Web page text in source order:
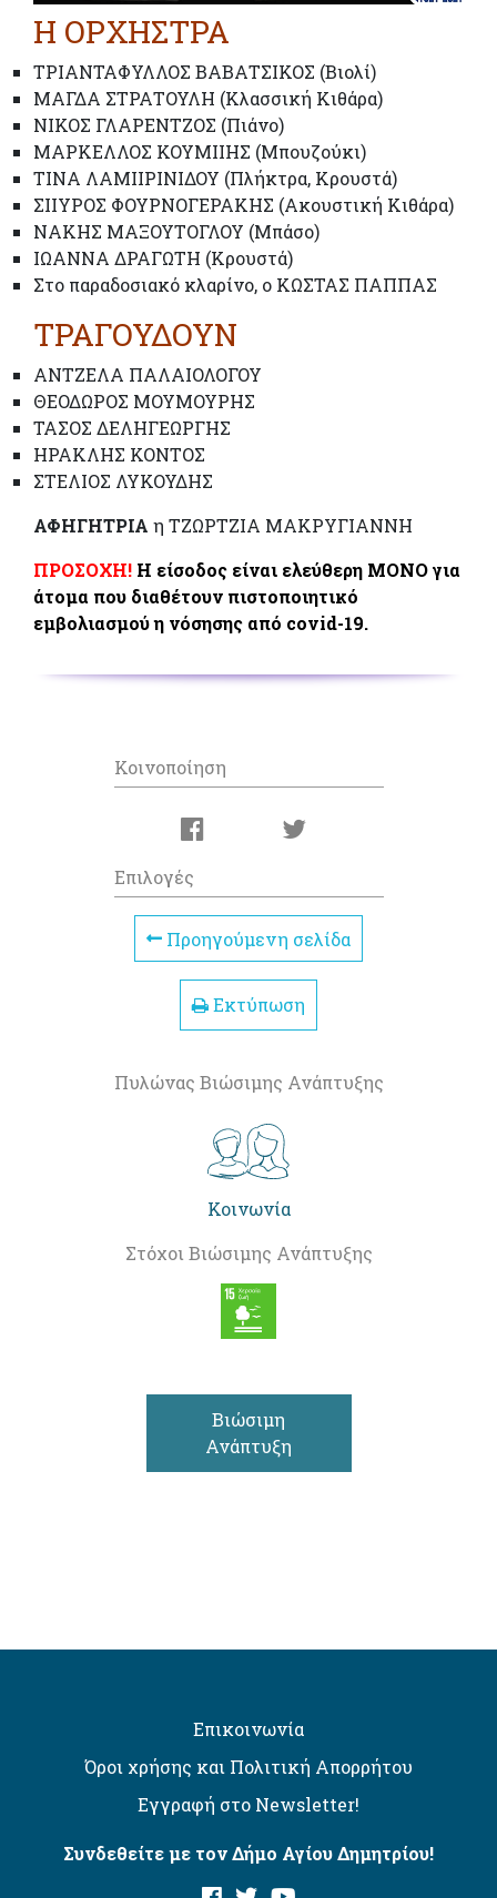
Η ΟΡΧΗΣΤΡΑ
ΤΡΙΑΝΤΑΦΥΛΛΟΣ ΒΑΒΑΤΣΙΚΟΣ (Βιολί)
ΜΑΓΔΑ ΣΤΡΑΤΟΥΛΗ (Κλασσική Κιθάρα)
ΝΙΚΟΣ ΓΛΑΡΕΝΤΖΟΣ (Πιάνο)
ΜΑΡΚΕΛΛΟΣ ΚΟΥΜΙΙΗΣ (Μπουζούκι)
ΤΙΝΑ ΛΑΜΙΙΡΙΝΙΔΟΥ (Πλήκτρα, Κρουστά)
ΣΙΙΥΡΟΣ ΦΟΥΡΝΟΓΕΡΑΚΗΣ (Ακουστική Κιθάρα)
ΝΑΚΗΣ ΜΑΞΟΥΤΟΓΛΟΥ (Μπάσο)
ΙΩΑΝΝΑ ΔΡΑΓΩΤΗ (Κρουστά)
Στο παραδοσιακό κλαρίνο, ο ΚΩΣΤΑΣ ΠΑΠΠΑΣ
ΤΡΑΓΟΥΔΟΥΝ
ΑΝΤΖΕΛΑ ΠΑΛΑΙΟΛΟΓΟΥ
ΘΕΟΔΩΡΟΣ ΜΟΥΜΟΥΡΗΣ
ΤΑΣΟΣ ΔΕΛΗΓΕΩΡΓΗΣ
ΗΡΑΚΛΗΣ ΚΟΝΤΟΣ
ΣΤΕΛΙΟΣ ΛΥΚΟΥΔΗΣ
ΑΦΗΓΗΤΡΙΑ η ΤΖΩΡΤΖΙΑ ΜΑΚΡΥΓΙΑΝΝΗ
ΠΡΟΣΟΧΗ! Η είσοδος είναι ελεύθερη ΜΟΝΟ για
άτομα που διαθέτουν πιστοποιητικό
εμβολιασμού η νόσησης από covid-19.
Κοινοποίηση
Επιλογές
Προηγούμενη σελίδα
Εκτύπωση
Πυλώνας Βιώσιμης Ανάπτυξης
Κοινωνία
Στόχοι Βιώσιμης Ανάπτυξης
Βιώσιμη
Ανάπτυξη
Επικοινωνία
Όροι χρήσης και Πολιτική Απορρήτου
Εγγραφή στο Newsletter!
Συνδεθείτε με τον Δήμο Αγίου Δημητρίου!